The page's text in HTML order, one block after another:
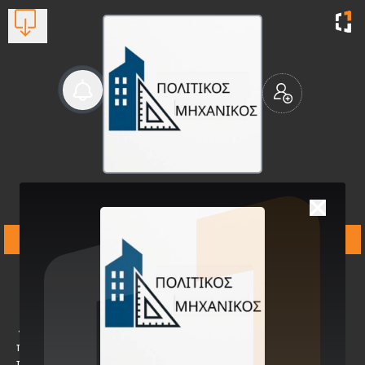
Πολιτικός-Τοπογράφος
Μηχανικός-Card
Τεχνικό γραφείο
🔹 Ποιος ΕίμαιΕίμαι
πολιτικός μηχανικός με